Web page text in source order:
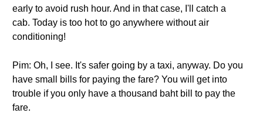
early to avoid rush hour. And in that case, I'll catch a
cab. Today is too hot to go anywhere without air
conditioning!
Pim: Oh, I see. It's safer going by a taxi, anyway. Do you
have small bills for paying the fare? You will get into
trouble if you only have a thousand baht bill to pay the
fare.